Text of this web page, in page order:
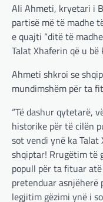
Ali Ahmeti, kryetari i
partisë më të madhe
e quajti “ditë të
Talat Xhaferin që u
Ahmeti shkroi se
mundimshëm për ta
“Të dashur qytetarë,
historike për të cilën
sot vendi ynë ka
shqiptar! Rrugëtim të
popull për ta fituar
pretenduar
legjitim gëzimi ynë i